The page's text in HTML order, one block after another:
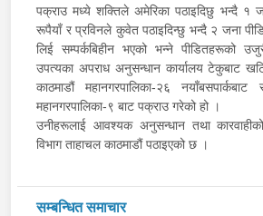
पक्राउ मध्ये शक्तिले अमेरिका पठाइदिछु भन्दै १
रूपैयाँ र प्रविनले कुवेत पठाइदिन्छु भन्दै २ जना
लिई सम्पर्कबिहीन भएको भन्ने पीडितहरूको
उपत्यका अपराध अनुसन्धान कार्यालय टेकुबाट
काठमाडौं महानगरपालिका-२६ नयाँबसपार्कबाट
महानगरपालिका-९ बाट पक्राउ गरेको हो ।
उनीहरूलाई आवश्यक अनुसन्धान तथा
विभाग ताहाचल काठमाडौं पठाइएको छ ।
सम्बन्धित समाचार